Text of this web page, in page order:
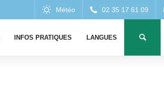
INFOS PRATIQUES LANGUES